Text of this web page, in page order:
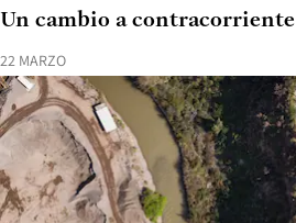
22 MARZO
Un cambio a contracorriente